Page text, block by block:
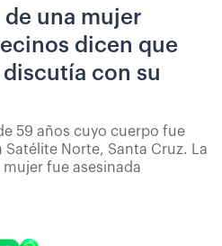
de una mujer
dicen que
con su
59 años cuyo cuerpo fue
Norte, Santa Cruz. La
fue asesinada